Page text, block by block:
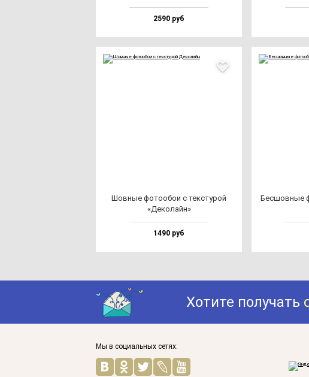
2590 руб
Шов­ные фо­то­обои с тек­сту­рой
«Деко­лайн»
1490 руб
Бес­шов­ные
Хотите получать
Мы в социальных сетях: